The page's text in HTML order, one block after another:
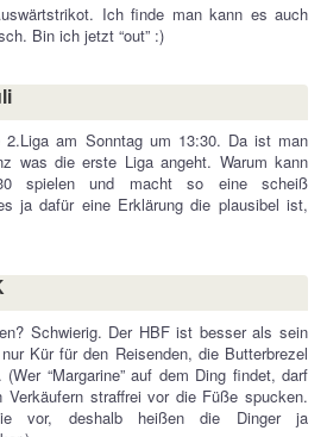
Ich finde man kann es auch
Bin ich jetzt “out” :)
am Sonntag um 13:30. Da ist man
was die erste Liga angeht. Warum kann
spielen und macht so eine scheiß
ja dafür eine Erklärung die plausibel ist,
Schwierig. Der HBF ist besser als sein
Kür für den Reisenden, die Butterbrezel
“Margarine” auf dem Ding findet, darf
straffrei vor die Füße spucken.
vor, deshalb heißen die Dinger ja